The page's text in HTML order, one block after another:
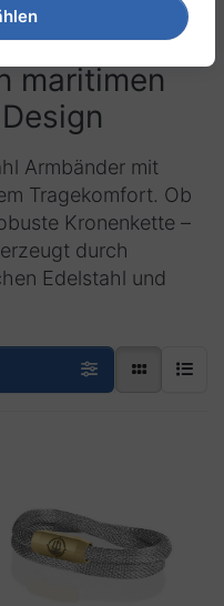
maritimen
Armbänder mit
Tragekomfort. Ob
Kronenkette –
durch
Edelstahl und